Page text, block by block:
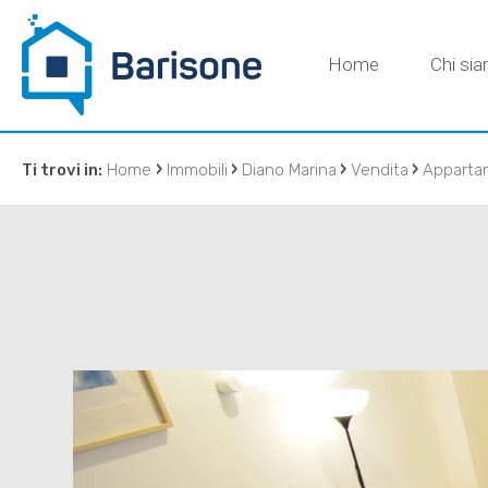
Home Chi
Ti trovi in: Home › Immobili › Diano Marina › Vendita ›
DI